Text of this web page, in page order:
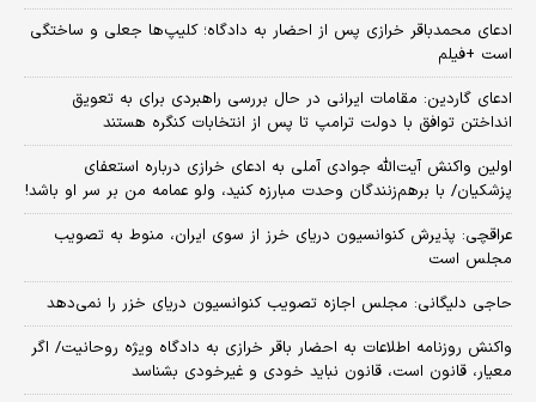
ادعای محمدباقر خرازی پس از احضار به دادگاه؛ کلیپ‌ها جعلی و ساختگی
است +فیلم
ادعای گاردین: مقامات ایرانی در حال بررسی راهبردی برای به تعویق
انداختن توافق با دولت ترامپ تا پس از انتخابات کنگره هستند
اولین واکنش آیت‌الله جوادی آملی به ادعای خرازی درباره استعفای
پزشکیان/ با برهم‌زنندگان وحدت مبارزه کنید، ولو عمامه من بر سر او باشد!
عراقچی: پذیرش کنوانسیون دریای خرز از سوی ایران، منوط به تصویب
مجلس است
حاجی دلیگانی: مجلس اجازه تصویب کنوانسیون دریای خزر را نمی‌دهد
واکنش روزنامه اطلاعات به احضار باقر خرازی به دادگاه ویژه روحانیت/ اگر
معیار، قانون است، قانون نباید خودی و غیرخودی بشناسد